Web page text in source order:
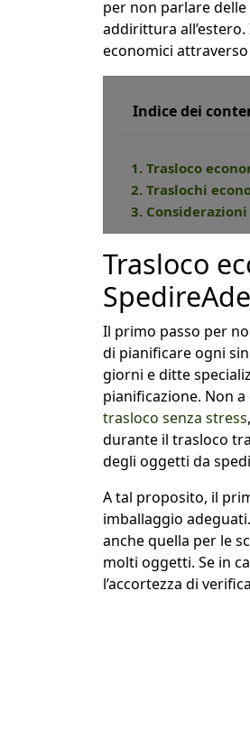
per non parlare
addirittura
economici
Indice dei
1. Trasloco
2. Traslochi
3.
Trasloco
Il primo passo per
di pianificare ogni
giorni e ditte
pianificazione. Non
trasloco senza stress
durante il trasloco
degli oggetti da
A tal proposito, il
imballaggio
anche quella per le
molti oggetti. Se in
l’accortezza di